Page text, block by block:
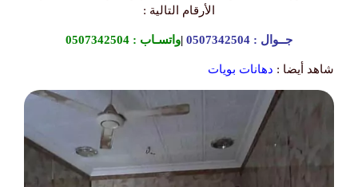
الأرقام التالية :
جــوال : 0507342504
|واتسـاب : 0507342504
شاهد أيضا : دهانات بويات